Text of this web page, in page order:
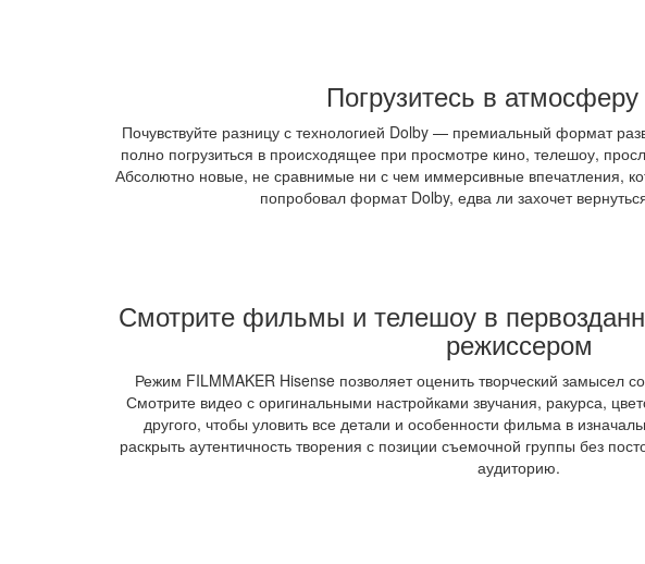
Погрузитесь в атмосферу
Почувствуйте разницу с технологией Dolby — премиальный формат
полно погрузиться в происходящее при просмотре кино, телешоу,
Абсолютно новые, не сравнимые ни с чем иммерсивные впечатления,
попробовал формат Dolby, едва ли захочет
Смотрите фильмы и телешоу в
режиссером
Режим FILMMAKER Hisense позволяет оценить творческий замысел
Смотрите видео с оригинальными настройками звучания, ракурса,
другого, чтобы уловить все детали и особенности фильма в
раскрыть аутентичность творения с позиции съемочной группы без
аудиторию.